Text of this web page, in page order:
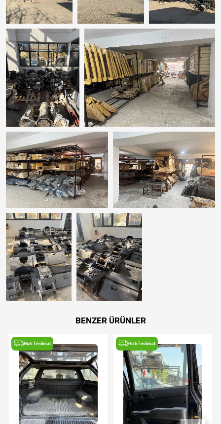
BENZER ÜRÜNLER
Hızlı Teslimat Hızlı Teslimat